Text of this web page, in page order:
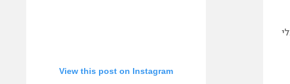
View this post on Instagram